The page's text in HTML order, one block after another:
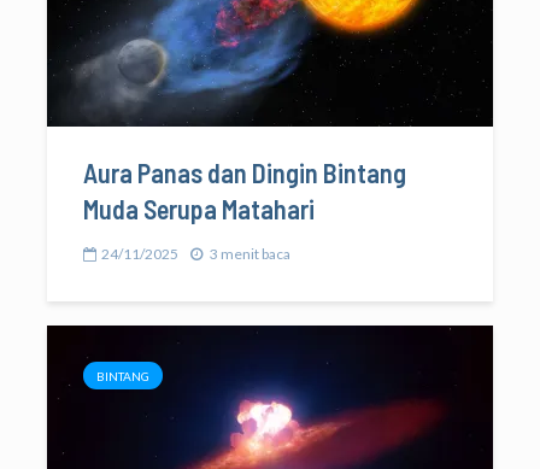
Aura Panas dan Dingin Bintang
Muda Serupa Matahari
24/11/2025 3 menit baca
BINTANG